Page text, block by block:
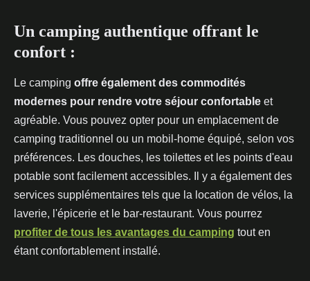
Un camping authentique offrant le
confort :
Le camping offre également des commodités
modernes pour rendre votre séjour confortable et
agréable. Vous pouvez opter pour un emplacement de
camping traditionnel ou un mobil-home équipé, selon vos
préférences. Les douches, les toilettes et les points d'eau
potable sont facilement accessibles. Il y a également des
services supplémentaires tels que la location de vélos, la
laverie, l'épicerie et le bar-restaurant. Vous pourrez
profiter de tous les avantages du camping tout en
étant confortablement installé.